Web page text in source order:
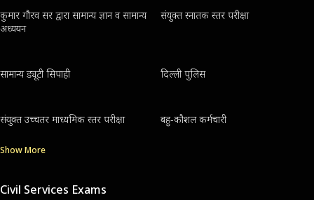
कुमार गौरव सर द्वारा सामान्य ज्ञान व सामान्य
अध्ययन
संयुक्त स्नातक स्तर परीक्षा
सामान्य ड्यूटी सिपाही दिल्ली पुलिस
संयुक्त उच्चतर माध्यमिक स्तर परीक्षा बहु-कौशल कर्मचारी
Show More
Civil Services Exams